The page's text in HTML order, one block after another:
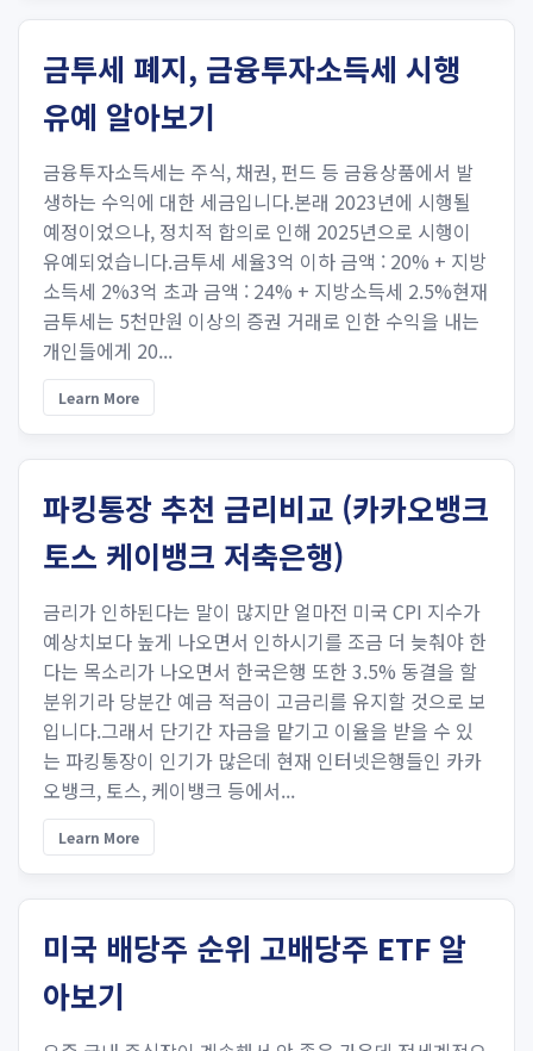
금투세 폐지, 금융투자소득세 시행
유예 알아보기
금융투자소득세는 주식, 채권, 펀드 등 금융상품에서 발
생하는 수익에 대한 세금입니다.본래 2023년에 시행될
예정이었으나, 정치적 합의로 인해 2025년으로 시행이
유예되었습니다.금투세 세율3억 이하 금액 : 20% + 지방
소득세 2%3억 초과 금액 : 24% + 지방소득세 2.5%현재
금투세는 5천만원 이상의 증권 거래로 인한 수익을 내는
개인들에게 20...
Learn More
파킹통장 추천 금리비교 (카카오뱅크
토스 케이뱅크 저축은행)
금리가 인하된다는 말이 많지만 얼마전 미국 CPI 지수가
예상치보다 높게 나오면서 인하시기를 조금 더 늦춰야 한
다는 목소리가 나오면서 한국은행 또한 3.5% 동결을 할
분위기라 당분간 예금 적금이 고금리를 유지할 것으로 보
입니다.그래서 단기간 자금을 맡기고 이율을 받을 수 있
는 파킹통장이 인기가 많은데 현재 인터넷은행들인 카카
오뱅크, 토스, 케이뱅크 등에서...
Learn More
미국 배당주 순위 고배당주 ETF 알
아보기